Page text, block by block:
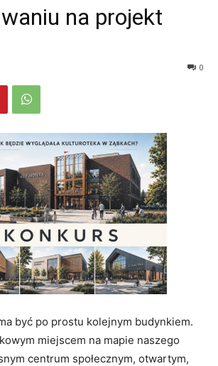
na projekt
0
być po prostu kolejnym budynkiem.
miejscem na mapie naszego
centrum społecznym, otwartym,